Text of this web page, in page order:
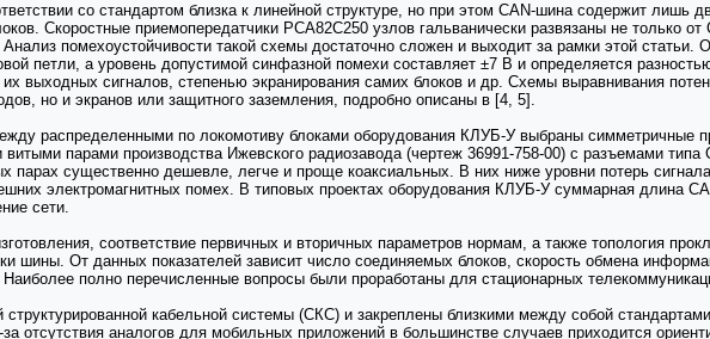
со стандартом близка к линейной структуре, но при этом CAN-шина содержит лишь
Скоростные приемопередатчики РСА82С250 узлов гальванически развязаны не только
помехоустойчивости такой схемы достаточно сложен и выходит за рамки этой
петли, а уровень допустимой синфазной помехи составляет ±7 В и определяется
выходных сигналов, степенью экранирования самих блоков и др. Схемы выравнивания
но и экранов или защитного заземления, подробно описаны в [4, 5].
распределенными по локомотиву блоками оборудования КЛУБ-У выбраны симметричные
витыми парами производства Ижевского радиозавода (чертеж 36991-758-00) с разъемами
парах существенно дешевле, легче и проще коаксиальных. В них ниже уровни потерь
электромагнитных помех. В типовых проектах оборудования КЛУБ-У суммарная длина
сети.
соответствие первичных и вторичных параметров нормам, а также топология
шины. От данных показателей зависит число соединяемых блоков, скорость обмена
полно перечисленные вопросы были проработаны для стационарных
кабельной системы (СКС) и закреплены близкими между собой
отсутствия аналогов для мобильных приложений в большинстве случаев приходится